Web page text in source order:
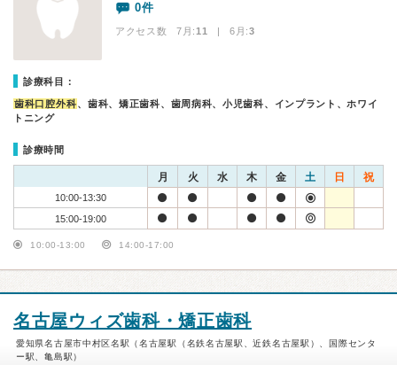
0件
アクセス数 7月:11 | 6月:3
診療科目：
歯科口腔外科、歯科、矯正歯科、歯周病科、小児歯科、インプラント、ホワイ
トニング
診療時間
月 火 水 木 金 土 日 祝
10:00-13:30
15:00-19:00
10:00-13:00 14:00-17:00
名古屋ウィズ歯科・矯正歯科
愛知県名古屋市中村区名駅（名古屋駅（名鉄名古屋駅、近鉄名古屋駅）、国際センタ
ー駅、亀島駅）